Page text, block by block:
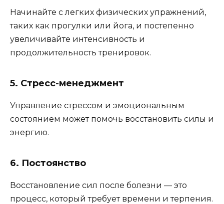
Начинайте с легких физических упражнений,
таких как прогулки или йога, и постепенно
увеличивайте интенсивность и
продолжительность тренировок.
5. Стресс-менеджмент
Управление стрессом и эмоциональным
состоянием может помочь восстановить силы и
энергию.
6. Постоянство
Восстановление сил после болезни — это
процесс, который требует времени и терпения.